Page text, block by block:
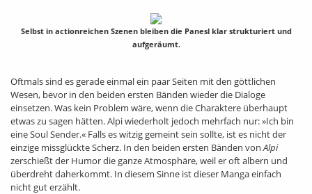
Selbst in actionreichen Szenen bleiben die Panesl klar strukturiert und
aufgeräumt.
Oftmals sind es gerade einmal ein paar Seiten mit den göttlichen
Wesen, bevor in den beiden ersten Bänden wieder die Dialoge
einsetzen. Was kein Problem wäre, wenn die Charaktere überhaupt
etwas zu sagen hätten. Alpi wiederholt jedoch mehrfach nur: »Ich bin
eine Soul Sender.« Falls es witzig gemeint sein sollte, ist es nicht der
einzige missglückte Scherz. In den beiden ersten Bänden vonAlpi
zerschießt der Humor die ganze Atmosphäre, weil er oft albern und
überdreht daherkommt. In diesem Sinne ist dieser Manga einfach
nicht gut erzählt.